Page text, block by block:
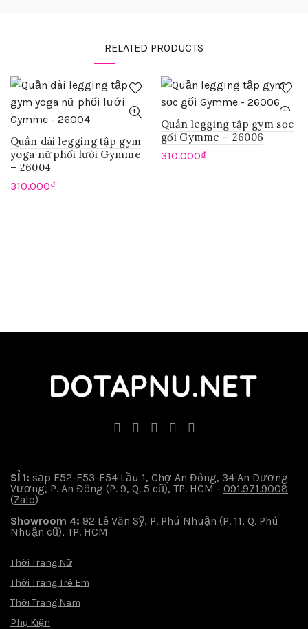
RELATED PRODUCTS
Quần dài legging tập gym
yoga nữ phối lưới Gymme
– 26004
310.000₫
Quần legging tập gym sọc
gối Gymme – 26006
310.000₫
SỈ 1: sạp E52-E53-E54 Lầu 1, Chợ An Đông, 34 An Dương
Vương, P. An Đông (P. 9, Q. 5 cũ), TP. HCM - 091.971.9008
(Zalo)
Showroom 4: 92 Lê Văn Sỹ, P. Phú Nhuận (P. 11, Q. Phú
Nhuận cũ), TP. HCM
Thời Trang Nữ
Thời Trang Trẻ Em
Thời Trang Nam
Phụ Kiện